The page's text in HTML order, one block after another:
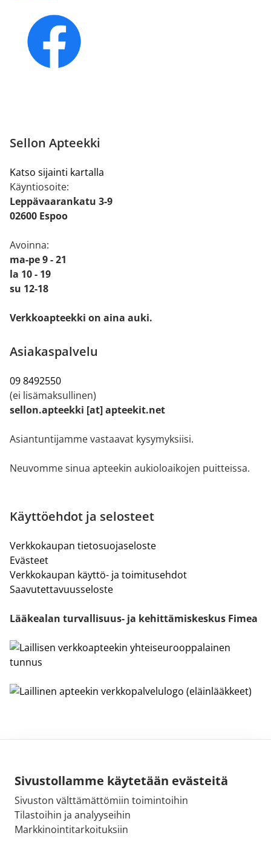
Sivustollamme käytetään evästeitä
Sivuston välttämättömiin toimintoihin
Tilastoihin ja analyyseihin
Markkinointitarkoituksiin
Sellon Apteekki
Katso sijainti kartalla
Käyntiosoite:
Leppävaarankatu 3-9
02600 Espoo
Avoinna:
ma-pe 9 - 21
la 10 - 19
su 12-18
Verkkoapteekki on aina auki.
Asiakaspalvelu
09 8492550
(ei lisämaksullinen)
sellon.apteekki [at] apteekit.net
Asiantuntijamme vastaavat kysymyksiisi.
Neuvomme sinua apteekin aukioloaikojen puitteissa.
Käyttöehdot ja selosteet
Verkkokaupan tietosuojaseloste
Evästeet
Verkkokaupan käyttö- ja toimitusehdot
Saavutettavuusseloste
Lääkealan turvallisuus- ja kehittämiskeskus Fimea
Sähköpostiosoite:
kirjaamo@fimea.fi